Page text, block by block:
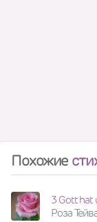
Похожие
3 Gott hat
Роза